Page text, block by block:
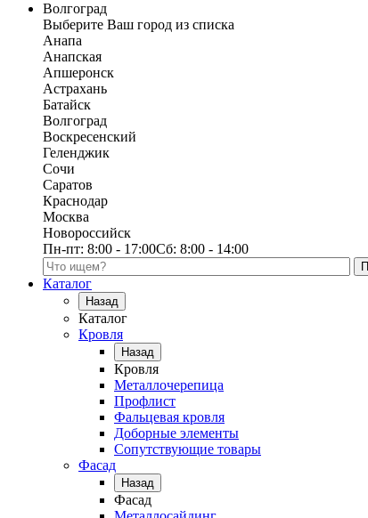
Волгоград
Выберите Ваш город из списка
Анапа
Анапская
Апшеронск
Астрахань
Батайск
Волгоград
Воскресенский
Геленджик
Сочи
Саратов
Краснодар
Москва
Новороссийск
Пн-пт: 8:00 - 17:00Сб: 8:00 - 14:00
Поиск по каталогу
Каталог
Назад
Каталог
Кровля
Назад
Кровля
Металлочерепица
Профлист
Фальцевая кровля
Доборные элементы
Сопутствующие товары
Фасад
Назад
Фасад